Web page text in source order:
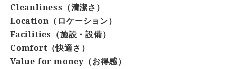
Cleanliness（清潔さ）
Location（ロケーション）
Facilities（施設・設備）
Comfort（快適さ）
Value for money（お得感）